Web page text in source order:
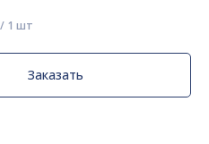
Заказать